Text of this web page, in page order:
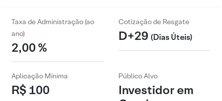
Taxa de Administração (ao
ano)
2,00 %
Cotização de Resgate
D+29 (Dias Úteis)
Aplicação Mínima
R$ 100
Público Alvo
Investidor em